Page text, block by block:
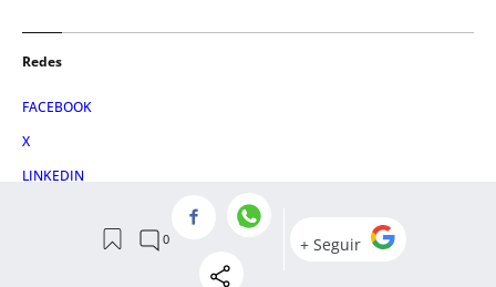
Redes
FACEBOOK
X
LINKEDIN